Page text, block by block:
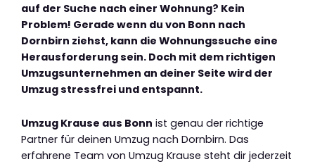
auf der Suche nach einer Wohnung? Kein
Problem! Gerade wenn du von Bonn nach
Dornbirn ziehst, kann die Wohnungssuche eine
Herausforderung sein. Doch mit dem richtigen
Umzugsunternehmen an deiner Seite wird der
Umzug stressfrei und entspannt.
Umzug Krause aus Bonn ist genau der richtige
Partner für deinen Umzug nach Dornbirn. Das
erfahrene Team von Umzug Krause steht dir jederzeit